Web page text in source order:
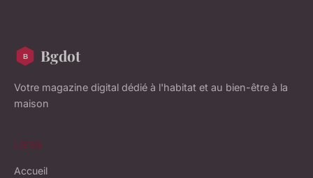
Bgdot
Votre magazine digital dédié à l'habitat et au bien-être à la
maison
LIENS
Accueil